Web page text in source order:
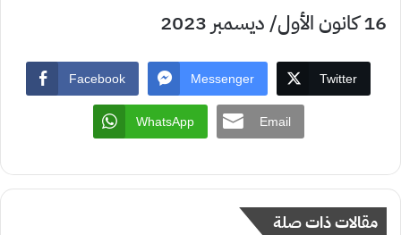
16 كانون الأول/ ديسمبر 2023
Facebook Messenger Twitter
WhatsApp Email
مقالات ذات صلة